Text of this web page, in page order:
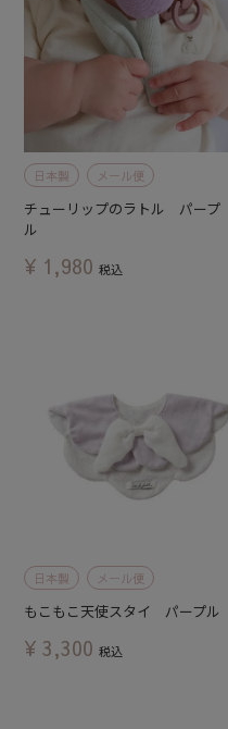
日本製 メール便
チューリップのラトル パープ
ル
¥ 1,980 税込
日本製 メール便
もこもこ天使スタイ パープル
¥ 3,300 税込